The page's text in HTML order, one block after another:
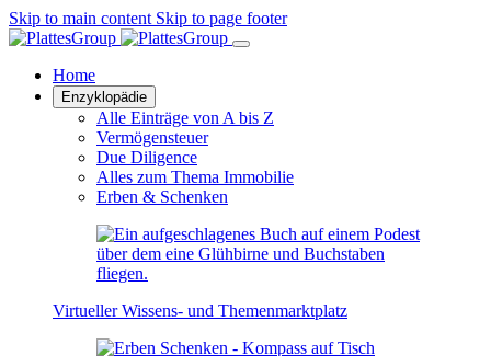
Skip to main content Skip to page footer
Home
Enzyklopädie
Alle Einträge von A bis Z
Vermögensteuer
Due Diligence
Alles zum Thema Immobilie
Erben & Schenken
Virtueller Wissens- und Themenmarktplatz